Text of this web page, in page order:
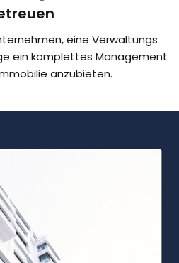
eine Verwaltungs
ein komplettes Management
anzubieten.